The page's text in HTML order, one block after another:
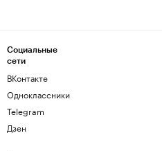
Социальные
сети
ВКонтакте
Одноклассники
Telegram
Дзен